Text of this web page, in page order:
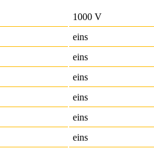
1000 V
eins
eins
eins
eins
eins
eins